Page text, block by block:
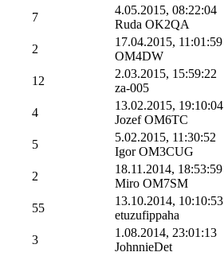
7
4.05.2015, 08:22:04
Ruda OK2QA
2
17.04.2015, 11:01:59
OM4DW
12
2.03.2015, 15:59:22
za-005
4
13.02.2015, 19:10:04
Jozef OM6TC
5
5.02.2015, 11:30:52
Igor OM3CUG
2
18.11.2014, 18:53:59
Miro OM7SM
55
13.10.2014, 10:10:53
etuzufippaha
3
1.08.2014, 23:01:13
JohnnieDet